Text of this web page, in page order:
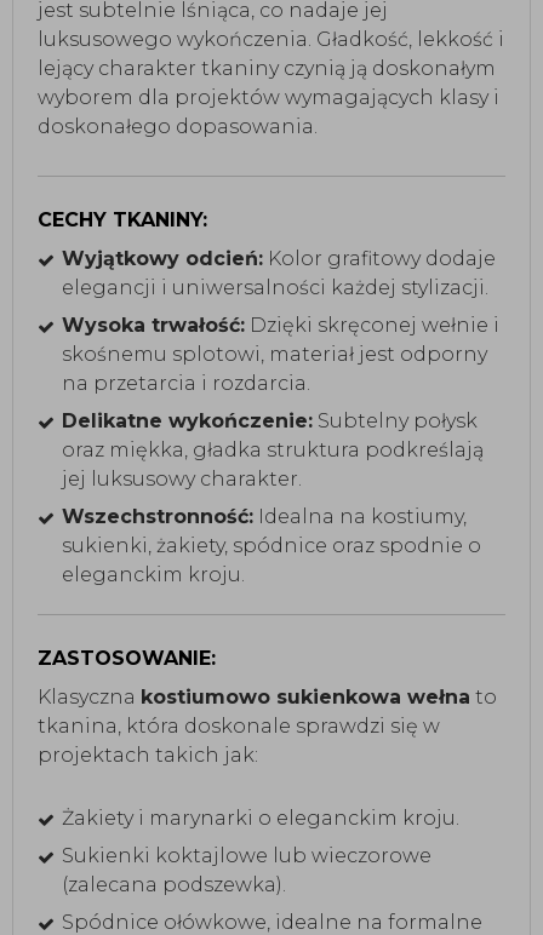
jest subtelnie lśniąca, co nadaje jej
luksusowego wykończenia. Gładkość, lekkość i
lejący charakter tkaniny czynią ją doskonałym
wyborem dla projektów wymagających klasy i
doskonałego dopasowania.
CECHY TKANINY:
Wyjątkowy odcień: Kolor grafitowy dodaje
elegancji i uniwersalności każdej stylizacji.
Wysoka trwałość: Dzięki skręconej wełnie i
skośnemu splotowi, materiał jest odporny
na przetarcia i rozdarcia.
Delikatne wykończenie: Subtelny połysk
oraz miękka, gładka struktura podkreślają
jej luksusowy charakter.
Wszechstronność: Idealna na kostiumy,
sukienki, żakiety, spódnice oraz spodnie o
eleganckim kroju.
ZASTOSOWANIE:
Klasyczna kostiumowo sukienkowa wełna to
tkanina, która doskonale sprawdzi się w
projektach takich jak:
Żakiety i marynarki o eleganckim kroju.
Sukienki koktajlowe lub wieczorowe
(zalecana podszewka).
Spódnice ołówkowe, idealne na formalne